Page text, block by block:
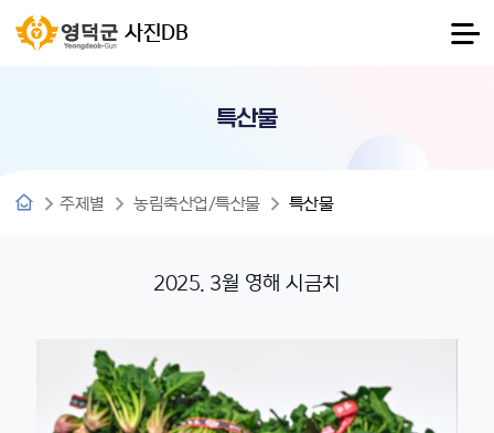
사진DB
특산물
주제별 농림축산업/특산물 특산물
2025. 3월 영해 시금치